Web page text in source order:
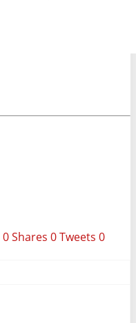
0Shares 0Tweets 0